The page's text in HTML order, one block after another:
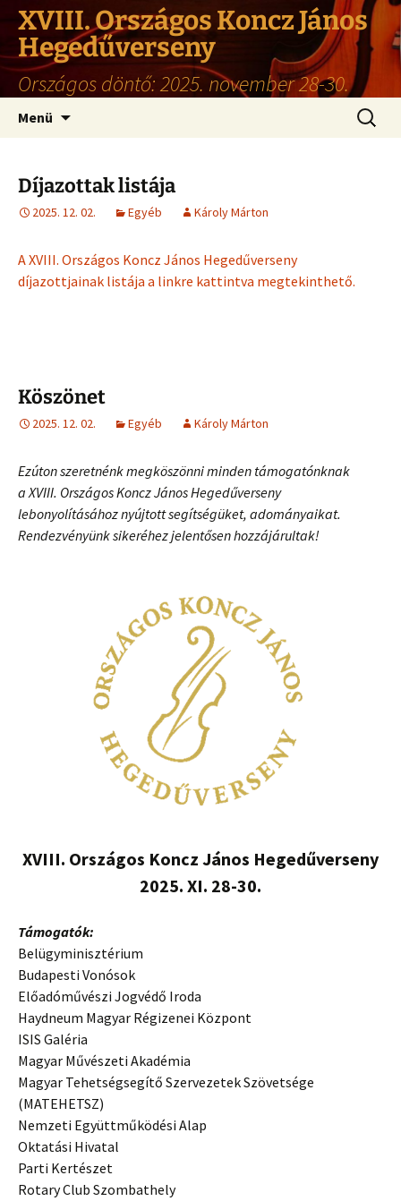
XVIII. Országos Koncz János
Hegedűverseny
Országos döntő: 2025. november 28-30.
Menü
Díjazottak listája
2025. 12. 02. Egyéb Károly Márton
A XVIII. Országos Koncz János Hegedűverseny
díjazottjainak listája a linkre kattintva megtekinthető.
Köszönet
2025. 12. 02. Egyéb Károly Márton
Ezúton szeretnénk megköszönni minden támogatónknak
a XVIII. Országos Koncz János Hegedűverseny
lebonyolításához nyújtott segítségüket, adományaikat.
Rendezvényünk sikeréhez jelentősen hozzájárultak!
XVIII. Országos Koncz János Hegedűverseny
2025. XI. 28-30.
Támogatók:
Belügyminisztérium
Budapesti Vonósok
Előadóművészi Jogvédő Iroda
Haydneum Magyar Régizenei Központ
ISIS Galéria
Magyar Művészeti Akadémia
Magyar Tehetségsegítő Szervezetek Szövetsége
(MATEHETSZ)
Nemzeti Együttműködési Alap
Oktatási Hivatal
Parti Kertészet
Rotary Club Szombathely